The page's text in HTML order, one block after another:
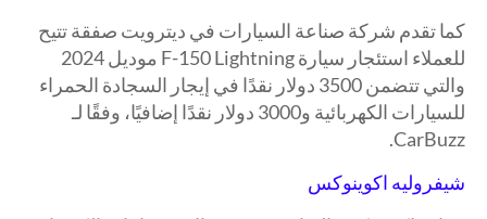
كما تقدم شركة صناعة السيارات في ديترويت صفقة تتيح
للعملاء استئجار سيارة F-150 Lightning موديل 2024
والتي تتضمن 3500 دولار نقدًا في إيجار السجادة الحمراء
للسيارات الكهربائية و3000 دولار نقدًا إضافيًا، وفقًا لـ
CarBuzz.
شيفروليه اكوينوكس